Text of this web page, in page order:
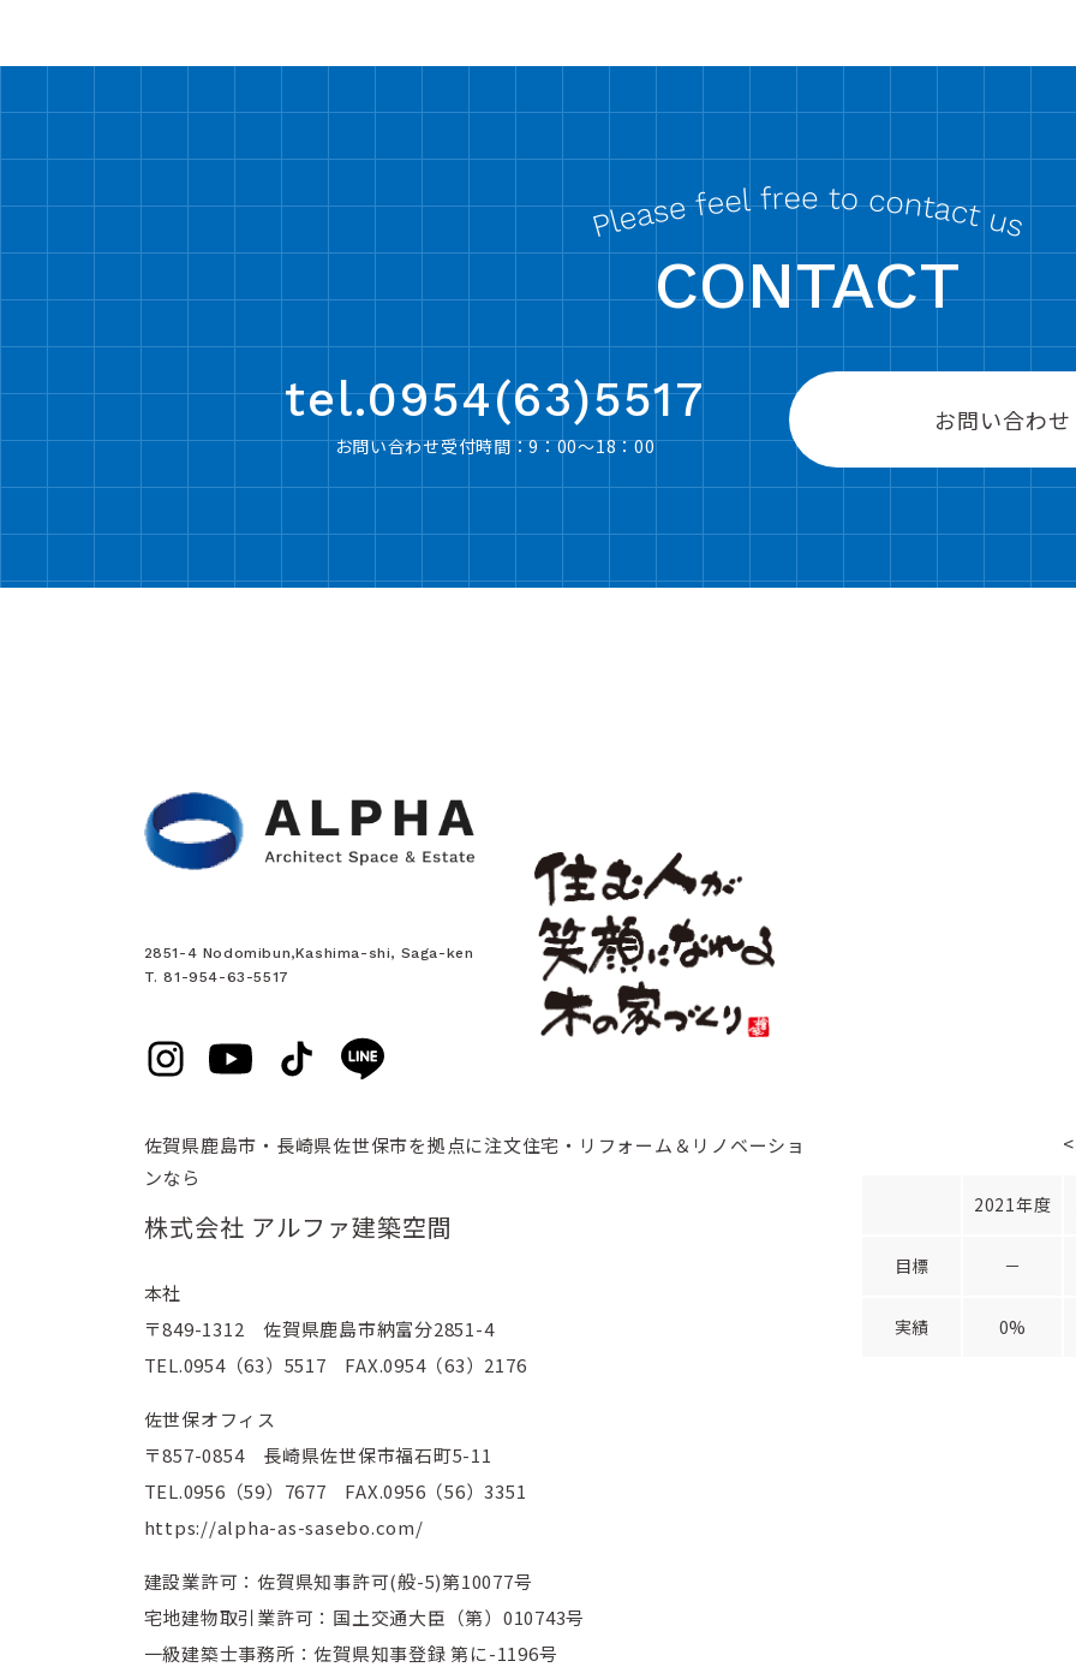
CONTACT
tel.0954(63)5517
お問い合わせ受付時間：9：00〜18：00
お問い合わ
2851-4 Nodomibun,Kashima-shi, Saga-ken
T. 81-954-63-5517
佐賀県鹿島市・長崎県佐世保市を拠点に注文住宅・リフォーム＆リノベーショ
ンなら
株式会社 アルファ建築空間
本社
〒849-1312 佐賀県鹿島市納富分2851-4
TEL.0954（63）5517 FAX.0954（63）2176
佐世保オフィス
〒857-0854 長崎県佐世保市福石町5-11
TEL.0956（59）7677 FAX.0956（56）3351
https://alpha-as-sasebo.com/
建設業許可：佐賀県知事許可(般-5)第10077号
宅地建物取引業許可：国土交通大臣（第）010743号
一級建築士事務所：佐賀県知事登録 第に-1196号
2021年度
目標 －
実績 0%